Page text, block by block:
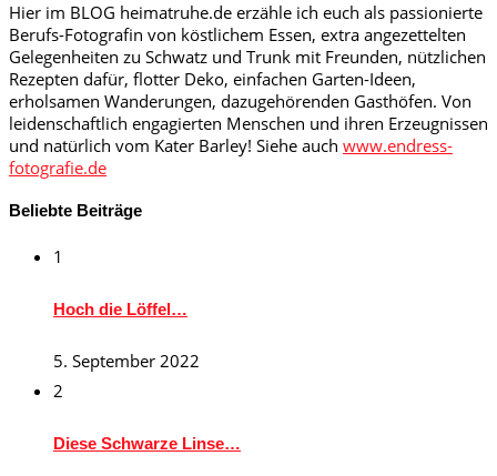
Hier im BLOG heimatruhe.de erzähle ich euch als passionierte
Berufs-Fotografin von köstlichem Essen, extra angezettelten
Gelegenheiten zu Schwatz und Trunk mit Freunden, nützlichen
Rezepten dafür, flotter Deko, einfachen Garten-Ideen,
erholsamen Wanderungen, dazugehörenden Gasthöfen. Von
leidenschaftlich engagierten Menschen und ihren Erzeugnissen
und natürlich vom Kater Barley! Siehe auch www.endress-
fotografie.de
Beliebte Beiträge
1
Hoch die Löffel…
5. September 2022
2
Diese Schwarze Linse…